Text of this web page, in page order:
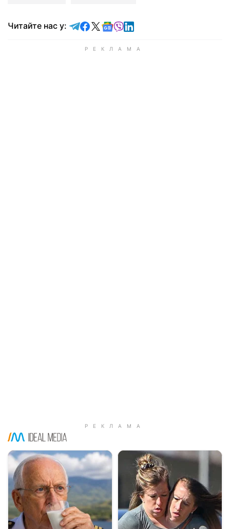
Читайте нас у: Читайте у Telegram
Читайте у Facebook
Читайте у X
Читайте у Google news
Читайте у Viber
Читайте у LinkedIn